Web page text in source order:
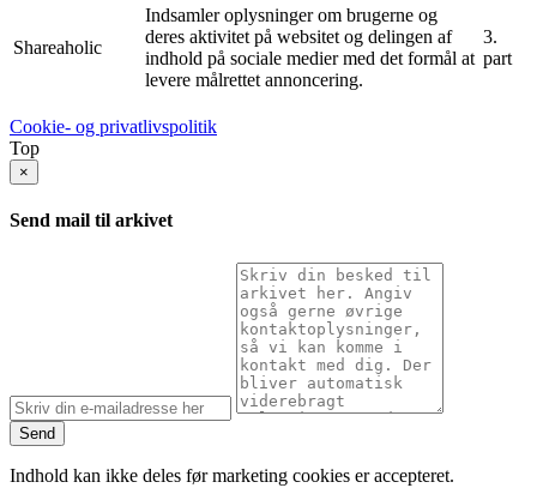
Shareaholic
Indsamler oplysninger om brugerne og
deres aktivitet på websitet og delingen af
indhold på sociale medier med det formål at
levere målrettet annoncering.
3.
part
Cookie- og privatlivspolitik
Top
×
Send mail til arkivet
Send
Indhold kan ikke deles før marketing cookies er accepteret.